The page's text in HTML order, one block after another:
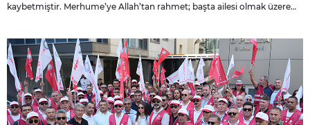
kaybetmiştir. Merhume’ye Allah’tan rahmet; başta ailesi olmak üzere